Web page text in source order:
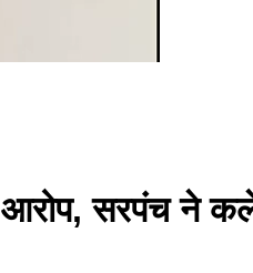
आरोप, सरपंच ने